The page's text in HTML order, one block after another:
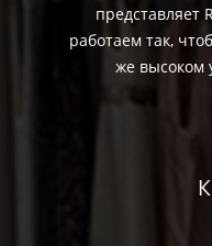
работаем так,
же высоком